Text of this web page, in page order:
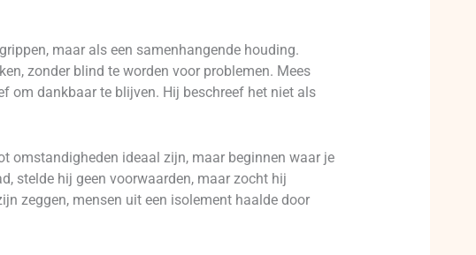
maar als een samenhangende houding.
zonder blind te worden voor problemen. Mees
om dankbaar te blijven. Hij beschreef het niet als
omstandigheden ideaal zijn, maar beginnen waar je
stelde hij geen voorwaarden, maar zocht hij
zeggen, mensen uit een isolement haalde door